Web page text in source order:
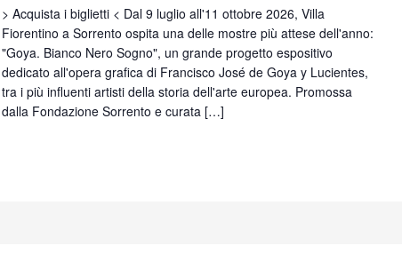
> Acquista i biglietti < Dal 9 luglio all'11 ottobre 2026, Villa
Fiorentino a Sorrento ospita una delle mostre più attese dell'anno:
"Goya. Bianco Nero Sogno", un grande progetto espositivo
dedicato all'opera grafica di Francisco José de Goya y Lucientes,
tra i più influenti artisti della storia dell'arte europea. Promossa
dalla Fondazione Sorrento e curata […]